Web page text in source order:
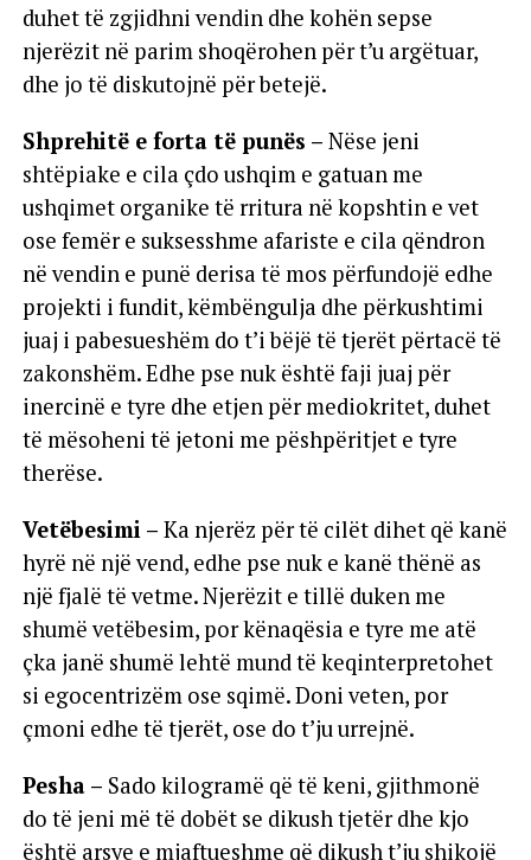
duhet të zgjidhni vendin dhe kohën sepse
njerëzit në parim shoqërohen për t’u argëtuar,
dhe jo të diskutojnë për betejë.
Shprehitë e forta të punës – Nëse jeni
shtëpiake e cila çdo ushqim e gatuan me
ushqimet organike të rritura në kopshtin e vet
ose femër e suksesshme afariste e cila qëndron
në vendin e punë derisa të mos përfundojë edhe
projekti i fundit, këmbëngulja dhe përkushtimi
juaj i pabesueshëm do t’i bëjë të tjerët përtacë të
zakonshëm. Edhe pse nuk është faji juaj për
inercinë e tyre dhe etjen për mediokritet, duhet
të mësoheni të jetoni me pëshpëritjet e tyre
therëse.
Vetëbesimi – Ka njerëz për të cilët dihet që kanë
hyrë në një vend, edhe pse nuk e kanë thënë as
një fjalë të vetme. Njerëzit e tillë duken me
shumë vetëbesim, por kënaqësia e tyre me atë
çka janë shumë lehtë mund të keqinterpretohet
si egocentrizëm ose sqimë. Doni veten, por
çmoni edhe të tjerët, ose do t’ju urrejnë.
Pesha – Sado kilogramë që të keni, gjithmonë
do të jeni më të dobët se dikush tjetër dhe kjo
është arsye e mjaftueshme që dikush t’ju shikojë